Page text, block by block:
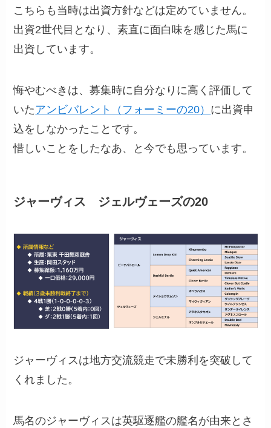
こちらも当時は出資方針などは定めていません。
出資2世代目となり、素直に面白味を感じた馬に
出資しています。
悔やむべきは、募集時に自分なりに高く評価して
いたアンビバレント（フォーミーの20） に出資申
込をしなかったことです。
惜しいことをしたなあ、と今でも思っています。
ジャーヴィス ジェルヴェーズの20
ジャーヴィスは地方交流競走で未勝利を突破して
くれました。
馬名のジャーヴィスは英駆逐艦の艦名が由来とさ